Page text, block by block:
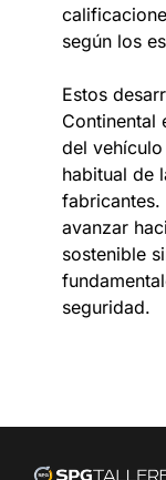
según los
Estos
Continental
del
habitual de
fabricantes.
avanzar
sostenible
seguridad.